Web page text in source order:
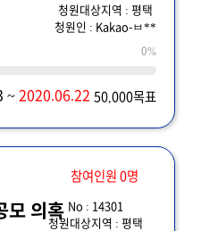
청원대상지역 : 평택
청원인 : Kakao-ㅂ**
0%
~2020.06.22 50,000목표
참여인원 0명
모 의혹 No : 14301
청원대상지역 : 평택